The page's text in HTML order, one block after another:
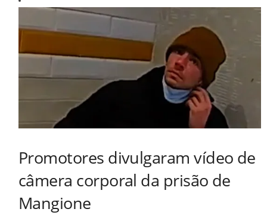
Promotores divulgaram vídeo de
câmera corporal da prisão de
Mangione